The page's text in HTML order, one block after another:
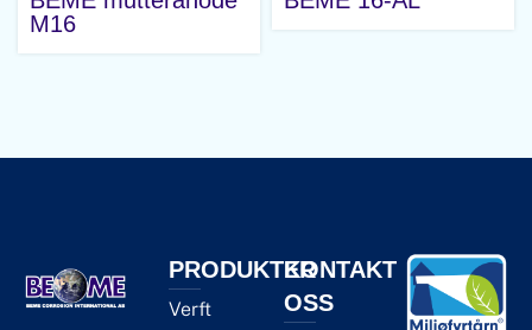
M16
PRODUKTER
Verft
KONTAKT
OSS